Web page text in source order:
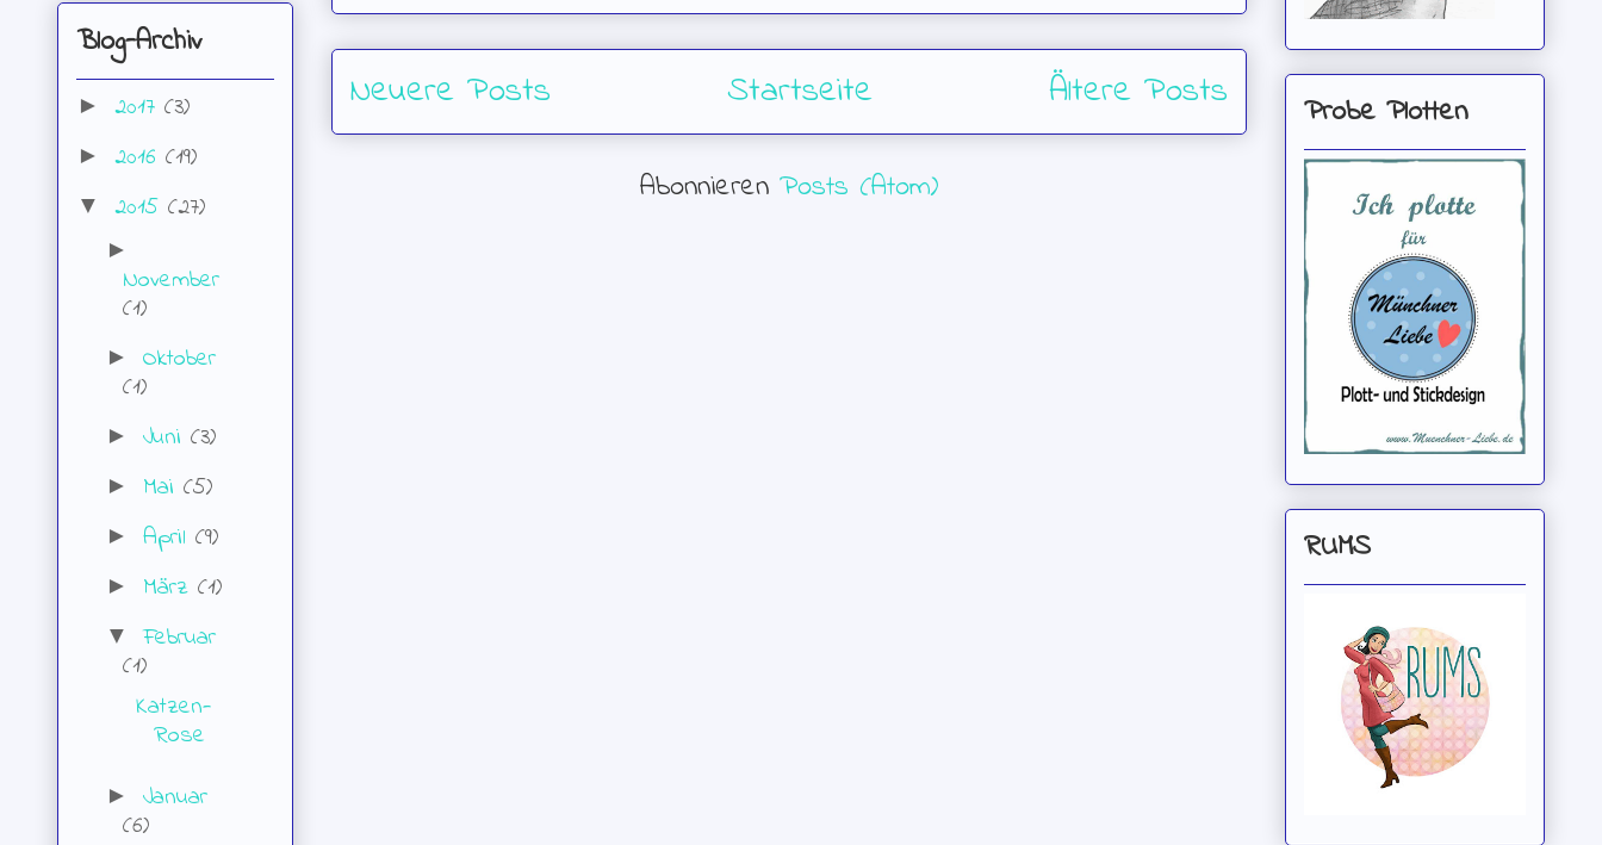
Neuere Posts Ältere Posts
Startseite
Abonnieren Posts (Atom)
Blog-Archiv
► 2017 (3)
► 2016 (19)
▼ 2015 (27)
►
November
(1)
► Oktober
(1)
► Juni (3)
► Mai (5)
► April (9)
► März (1)
▼Februar
(1)
Katzen-
Rose
► Januar
(6)
Probe Plotten
RUMS